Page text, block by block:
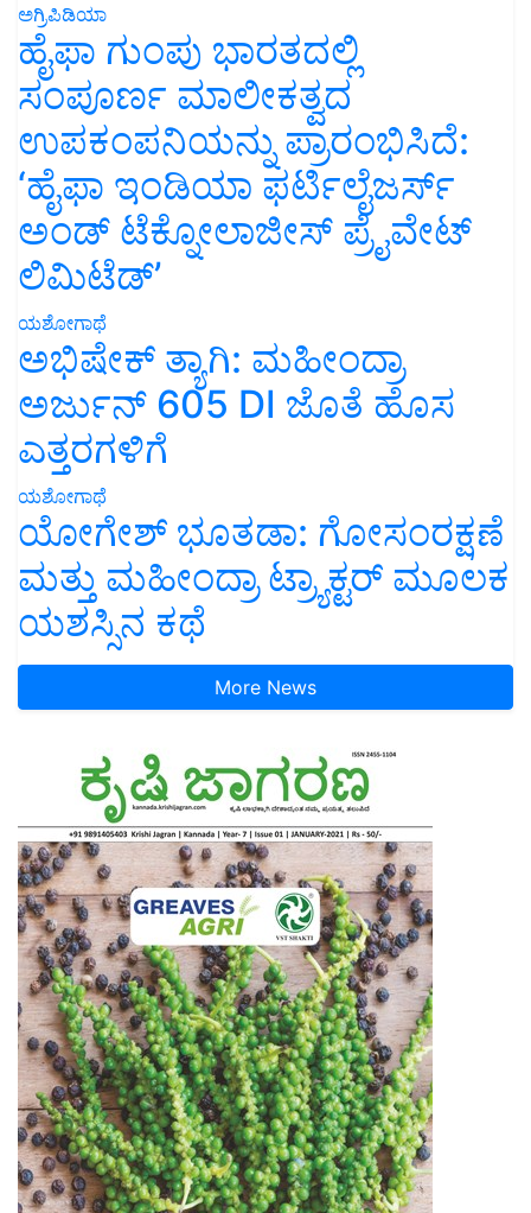
ಅಗ್ರಿಪಿಡಿಯಾ
ಹೈಫಾ ಗುಂಪು ಭಾರತದಲ್ಲಿ
ಸಂಪೂರ್ಣ ಮಾಲೀಕತ್ವದ
ಉಪಕಂಪನಿಯನ್ನು ಪ್ರಾರಂಭಿಸಿದೆ:
‘ಹೈಫಾ ಇಂಡಿಯಾ ಫರ್ಟಿಲೈಜರ್ಸ್
ಅಂಡ್ ಟೆಕ್ನೋಲಾಜೀಸ್ ಪ್ರೈವೇಟ್
ಲಿಮಿಟೆಡ್’
ಯಶೋಗಾಥೆ
ಅಭಿಷೇಕ್ ತ್ಯಾಗಿ: ಮಹೀಂದ್ರಾ
ಅರ್ಜುನ್ 605 DI ಜೊತೆ ಹೊಸ
ಎತ್ತರಗಳಿಗೆ
ಯಶೋಗಾಥೆ
ಯೋಗೇಶ್ ಭೂತಡಾ: ಗೋಸಂರಕ್ಷಣೆ
ಮತ್ತು ಮಹೀಂದ್ರಾ ಟ್ರ್ಯಾಕ್ಟರ್ ಮೂಲಕ
ಯಶಸ್ಸಿನ ಕಥೆ
More News